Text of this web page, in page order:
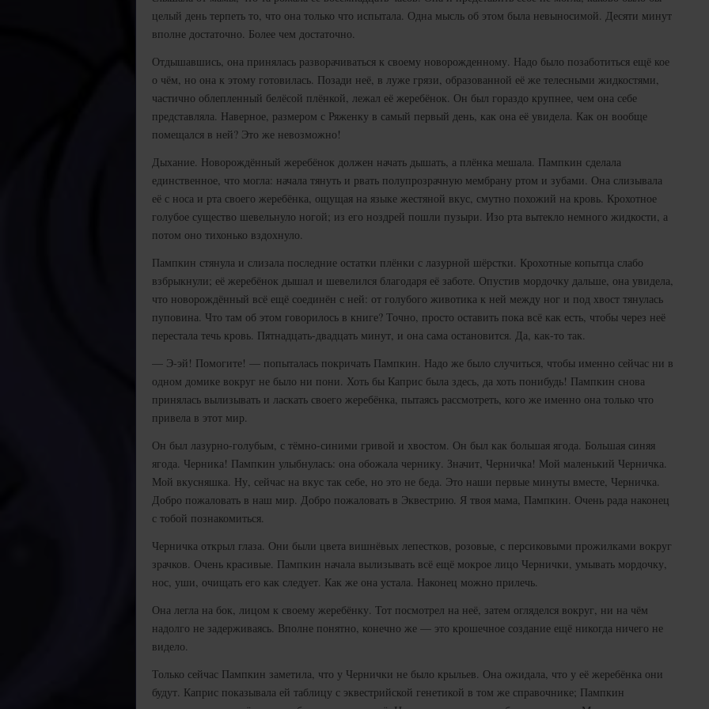
целый день терпеть то, что она только что испытала. Одна мысль об этом была невыносимой. Десяти минут
вполне достаточно. Более чем достаточно.
Отдышавшись, она принялась разворачиваться к своему новорожденному. Надо было позаботиться ещё кое
о чём, но она к этому готовилась. Позади неё, в луже грязи, образованной её же телесными жидкостями,
частично облепленный белёсой плёнкой, лежал её жеребёнок. Он был гораздо крупнее, чем она себе
представляла. Наверное, размером с Ряженку в самый первый день, как она её увидела. Как он вообще
помещался в ней? Это же невозможно!
Дыхание. Новорождённый жеребёнок должен начать дышать, а плёнка мешала. Пампкин сделала
единственное, что могла: начала тянуть и рвать полупрозрачную мембрану ртом и зубами. Она слизывала
её с носа и рта своего жеребёнка, ощущая на языке жестяной вкус, смутно похожий на кровь. Крохотное
голубое существо шевельнуло ногой; из его ноздрей пошли пузыри. Изо рта вытекло немного жидкости, а
потом оно тихонько вздохнуло.
Пампкин стянула и слизала последние остатки плёнки с лазурной шёрстки. Крохотные копытца слабо
взбрыкнули; её жеребёнок дышал и шевелился благодаря её заботе. Опустив мордочку дальше, она увидела,
что новорождённый всё ещё соединён с ней: от голубого животика к ней между ног и под хвост тянулась
пуповина. Что там об этом говорилось в книге? Точно, просто оставить пока всё как есть, чтобы через неё
перестала течь кровь. Пятнадцать-двадцать минут, и она сама остановится. Да, как-то так.
— Э-эй! Помогите! — попыталась покричать Пампкин. Надо же было случиться, чтобы именно сейчас ни в
одном домике вокруг не было ни пони. Хоть бы Каприс была здесь, да хоть понибудь! Пампкин снова
принялась вылизывать и ласкать своего жеребёнка, пытаясь рассмотреть, кого же именно она только что
привела в этот мир.
Он был лазурно-голубым, с тёмно-синими гривой и хвостом. Он был как большая ягода. Большая синяя
ягода. Черника! Пампкин улыбнулась: она обожала чернику. Значит, Черничка! Мой маленький Черничка.
Мой вкусняшка. Ну, сейчас на вкус так себе, но это не беда. Это наши первые минуты вместе, Черничка.
Добро пожаловать в наш мир. Добро пожаловать в Эквестрию. Я твоя мама, Пампкин. Очень рада наконец
с тобой познакомиться.
Черничка открыл глаза. Они были цвета вишнёвых лепестков, розовые, с персиковыми прожилками вокруг
зрачков. Очень красивые. Пампкин начала вылизывать всё ещё мокрое лицо Чернички, умывать мордочку,
нос, уши, очищать его как следует. Как же она устала. Наконец можно прилечь.
Она легла на бок, лицом к своему жеребёнку. Тот посмотрел на неё, затем огляделся вокруг, ни на чём
надолго не задерживаясь. Вполне понятно, конечно же — это крошечное создание ещё никогда ничего не
видело.
Только сейчас Пампкин заметила, что у Чернички не было крыльев. Она ожидала, что у её жеребёнка они
будут. Каприс показывала ей таблицу с эквестрийской генетикой в том же справочнике; Пампкин